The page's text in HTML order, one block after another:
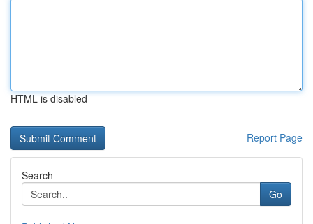
HTML is disabled
Report Page
Search
Go